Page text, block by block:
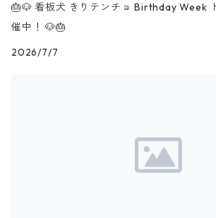
🎂🐶 看板犬 きりテンチョ Birthday Week
催中！ 🐶🎂
2026/7/7